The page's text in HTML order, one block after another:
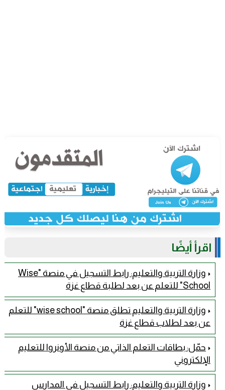
اقرأ أيضًا
وزارة التربية والتعليم: رابط التسجيل في منصة "Wise
School" للتعلم عن بعد لطلبة قطاع غزة
وزارة التربية والتعليم تطلق منصة "wise school" للتعلم
عن بعد لطلاب قطاع غزة
حمّل: بطاقات التعلم الذاتي من منصة الأونروا للتعليم
الإلكتروني
وزارة التربية والتعليم: رابط التسجيل في المدارس